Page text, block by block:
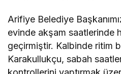
Arifiye Belediye
evinde akşam saatlerinde
geçirmiştir. Kalbinde ritim
Karakullukçu, sabah